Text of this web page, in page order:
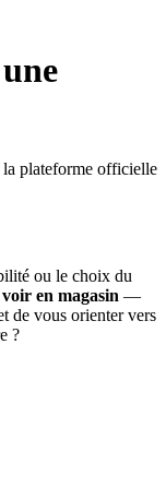
la plateforme officielle
ou le choix du
voir en magasin —
de vous orienter vers
?